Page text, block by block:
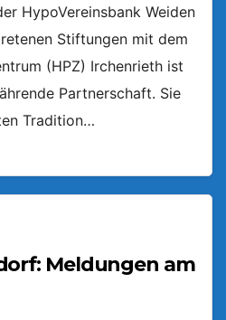
HypoVereinsbank Weiden
Stiftungen mit dem
(HPZ) Irchenrieth ist
Partnerschaft. Sie
Tradition…
Meldungen am